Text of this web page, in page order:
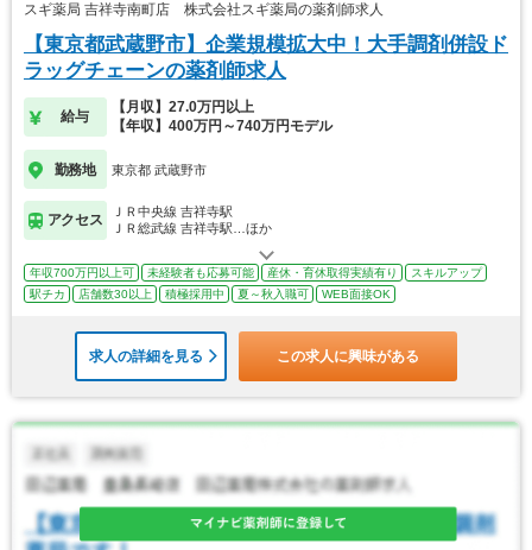
スギ薬局 吉祥寺南町店 株式会社スギ薬局の薬剤師求人
【東京都武蔵野市】企業規模拡大中！大手調剤併設ド
ラッグチェーンの薬剤師求人
給与
【月収】27.0万円以上
【年収】400万円～740万円モデル
勤務地 東京都 武蔵野市
アクセス
ＪＲ中央線 吉祥寺駅
ＪＲ総武線 吉祥寺駅…ほか
年収700万円以上可 未経験者も応募可能 産休・育休取得実績有り
スキルアップ
駅チカ
店舗数30以上 積極採用中 夏～秋入職可 WEB面接OK
求人の詳細を見る この求人に興味がある